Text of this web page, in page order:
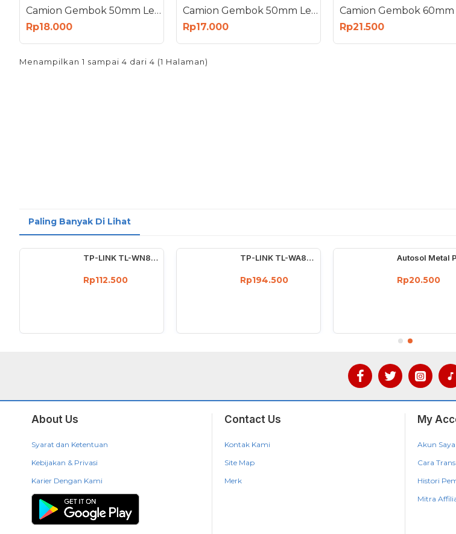
Camion Gembok 50mm Leher Panjang Padlock 50 mm
Rp18.000
Camion Gembok 50mm Leher Pendek Padlock 50 mm
Rp17.000
Rp21.500
Menampilkan 1 sampai 4 dari 4 (1 Halaman)
Paling Banyak Di Lihat
TP-LINK TL-WN823N 300Mbps Mini Wireless N USB Adapter Wifi 300 Mbps
Rp112.500
TP-LINK TL-WA850RE 300Mbps Universal Wireless N Range Extender
Rp194.500 Rp20.500
About Us
Syarat dan Ketentuan
Kebijakan & Privasi
Karier Dengan Kami
Contact Us
Kontak Kami
Site Map
Merk
My
Akun Saya
Cara
Histori
Mitra